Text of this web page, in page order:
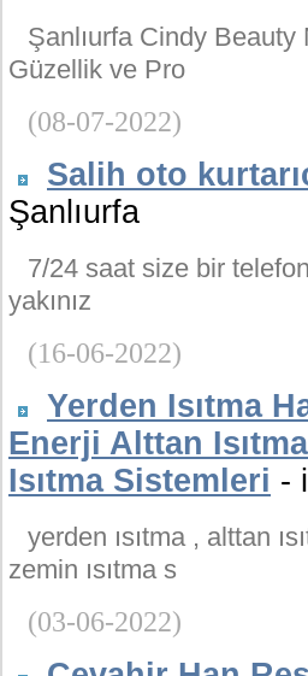
Şanlıurfa Cindy Beauty
Güzellik ve Pro
(08-07-2022)
Salih oto
Şanlıurfa
7/24 saat size bir
yakınız
(16-06-2022)
Yerden Isıtma
Enerji Alttan
Isıtma Sistemleri -
yerden ısıtma , alttan
zemin ısıtma s
(03-06-2022)